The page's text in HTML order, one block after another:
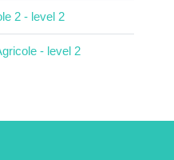
2 - level 2
- level 2